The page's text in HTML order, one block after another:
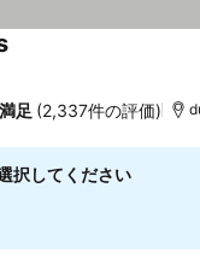
満足 (2,337件の評価)
択してください